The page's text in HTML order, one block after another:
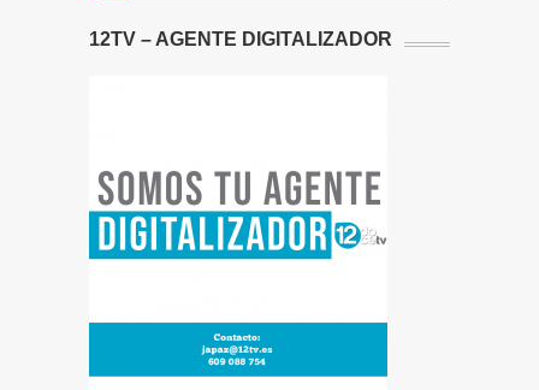
12TV – AGENTE DIGITALIZADOR